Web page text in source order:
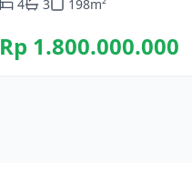
4
3 198m²
Rp 1.800.000.000